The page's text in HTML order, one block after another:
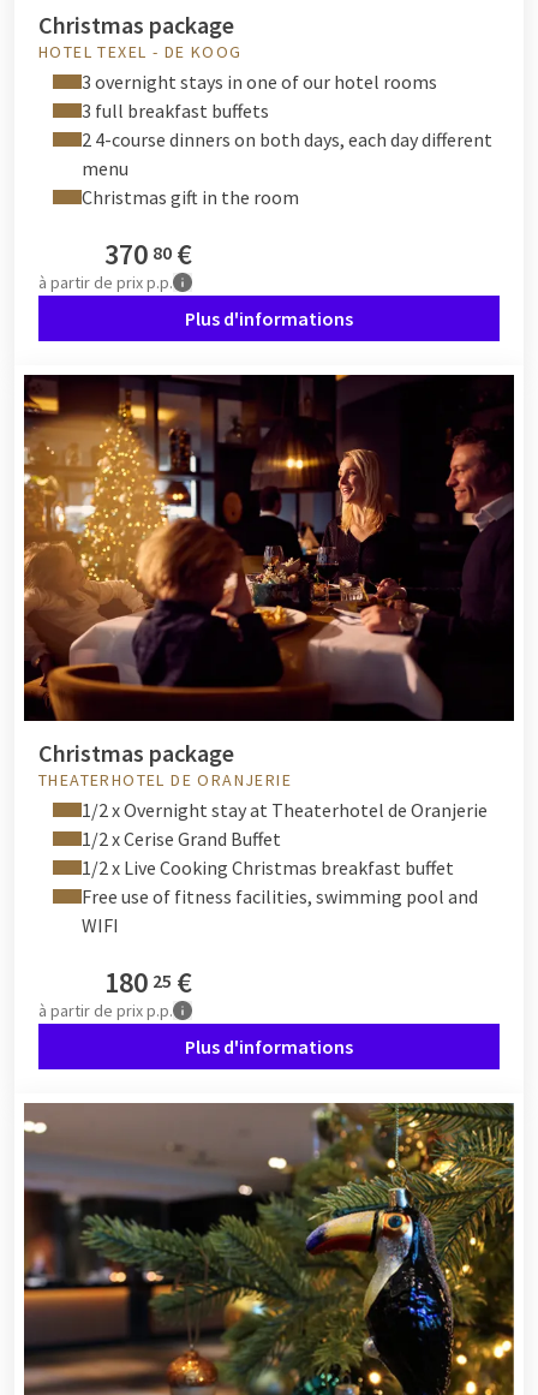
Christmas package
HOTEL TEXEL - DE KOOG
3 overnight stays in one of our hotel rooms
3 full breakfast buffets
2 4-course dinners on both days, each day different
menu
Christmas gift in the room
370 80 €
à partir de prix p.p.
Plus d'informations
Christmas package
THEATERHOTEL DE ORANJERIE
1/2 x Overnight stay at Theaterhotel de Oranjerie
1/2 x Cerise Grand Buffet
1/2 x Live Cooking Christmas breakfast buffet
Free use of fitness facilities, swimming pool and
WIFI
180 25 €
à partir de prix p.p.
Plus d'informations